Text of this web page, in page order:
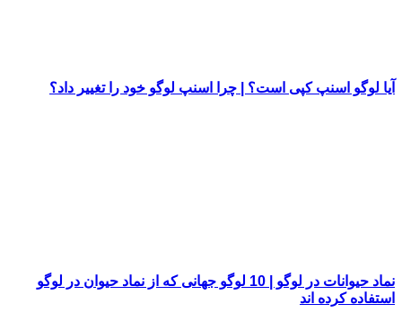
آیا لوگو اسنپ کپی است؟ | چرا اسنپ لوگو خود را تغییر داد؟
نماد حیوانات در لوگو | 10 لوگو جهانی که از نماد حیوان در لوگو
استفاده کرده اند